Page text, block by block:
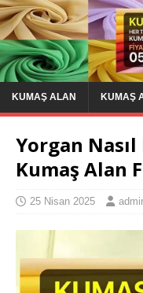
KUMAŞ ALAN KUMAŞ
Yorgan
Kumaş Alan
25 Nisan 2025